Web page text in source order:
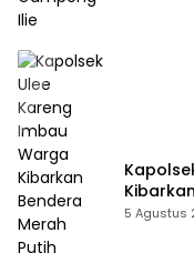
Bulan
5 Agustus